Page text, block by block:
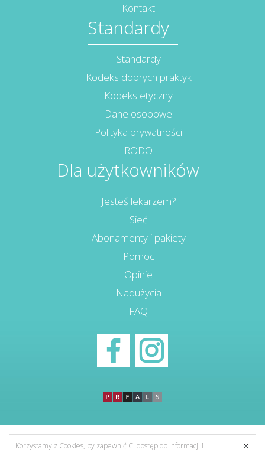
Kontakt
Standardy
Standardy
Kodeks dobrych praktyk
Kodeks etyczny
Dane osobowe
Polityka prywatności
RODO
Dla użytkowników
Jesteś lekarzem?
Sieć
Abonamenty i pakiety
Pomoc
Opinie
Nadużycia
FAQ
Korzystamy z Cookies, by zapewnić Ci dostęp do informacji i